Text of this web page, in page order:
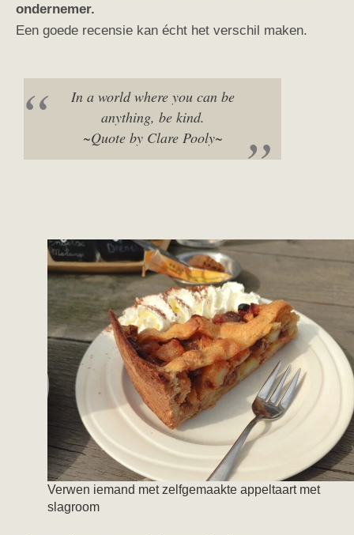
ondernemer.
Een goede recensie kan écht het verschil maken.
In a world where you can be
anything, be kind.
~Quote by Clare Pooly~
Verwen iemand met zelfgemaakte appeltaart met
slagroom